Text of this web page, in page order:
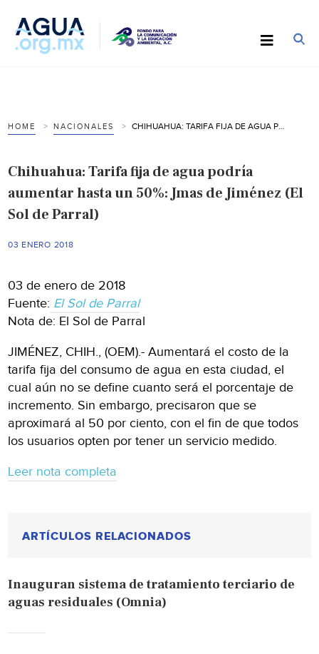
HOME NACIONALES
Chihuahua: Tarifa fija de agua podría
aumentar hasta un 50%: Jmas de Jiménez (El
Sol de Parral)
03 ENERO 2018
03 de enero de 2018
Fuente: El Sol de Parral
Nota de: El Sol de Parral
JIMÉNEZ, CHIH., (OEM).- Aumentará el costo de la
tarifa fija del consumo de agua en esta ciudad, el
cual aún no se define cuanto será el porcentaje de
incremento. Sin embargo, precisaron que se
aproximará al 50 por ciento, con el fin de que todos
los usuarios opten por tener un servicio medido.
Leer nota completa
ARTÍCULOS RELACIONADOS
Inauguran sistema de tratamiento terciario de
aguas residuales (Omnia)